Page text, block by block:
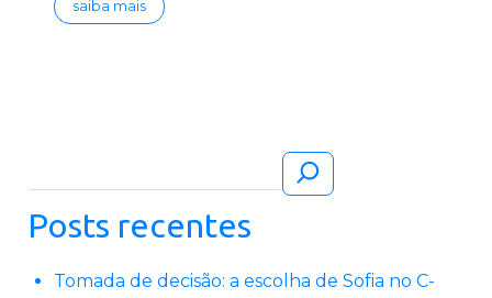
saiba mais
Posts recentes
Tomada de decisão: a escolha de Sofia no C-